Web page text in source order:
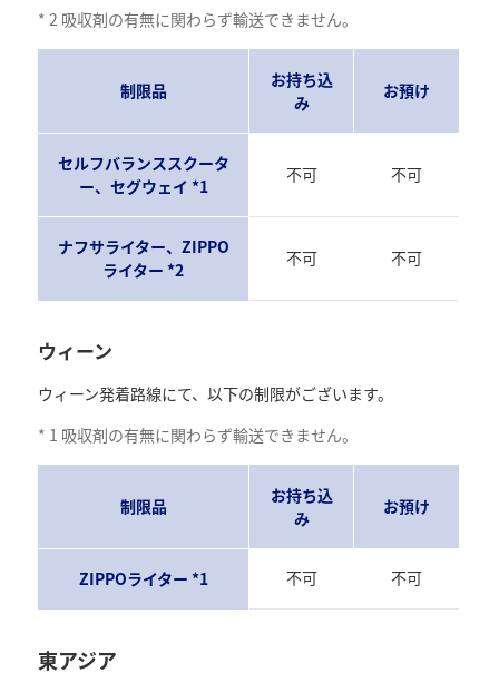
* 2 吸収剤の有無に関わらず輸送できません。
制限品
お持ち込
み
お預け
セルフバランススクータ
ー、セグウェイ *1
不可 不可
ナフサライター、ZIPPO
ライター *2
不可 不可
ウィーン
ウィーン発着路線にて、以下の制限がございます。
* 1 吸収剤の有無に関わらず輸送できません。
制限品
お持ち込
み
お預け
ZIPPOライター *1 不可 不可
東アジア